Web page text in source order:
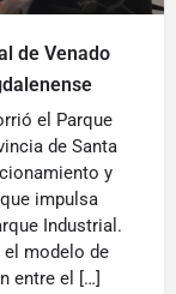
de Venado
el Parque
de Santa
y
impulsa
Industrial.
modelo de
entre el […]